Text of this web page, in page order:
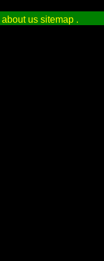
about us sitemap .